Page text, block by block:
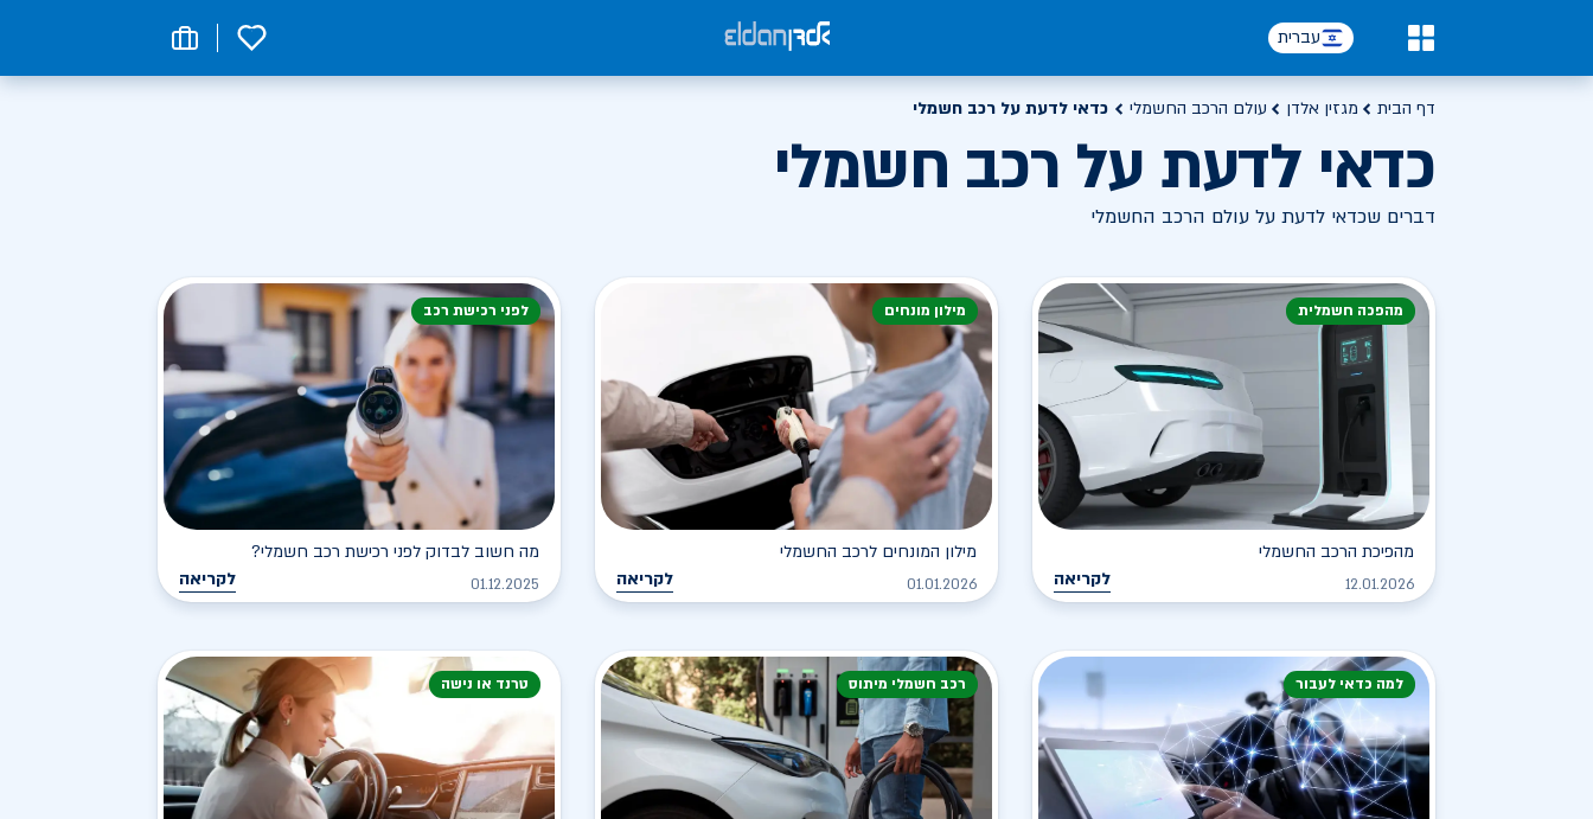
עברית 0
דף הבית מגזין אלדן עולם הרכב החשמלי כדאי לדעת על רכב חשמלי
כדאי לדעת על רכב חשמלי
דברים שכדאי לדעת על עולם הרכב החשמלי
מהפכה חשמלית
מהפיכת הרכב החשמלי
12.01.2026 לקריאה
מילון מונחים
מילון המונחים לרכב החשמלי
01.01.2026 לקריאה
לפני רכישת רכב
מה חשוב לבדוק לפני רכישת רכב חשמלי?
01.12.2025 לקריאה
למה כדאי לעבור רכב חשמלי מיתוס טרנד או נישה